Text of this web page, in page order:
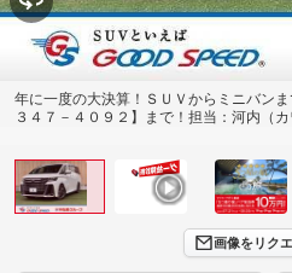
年に一度の大決算！ＳＵＶからミニバン
３４７－４０９２】まで！担当：河内（カ
画像をリク